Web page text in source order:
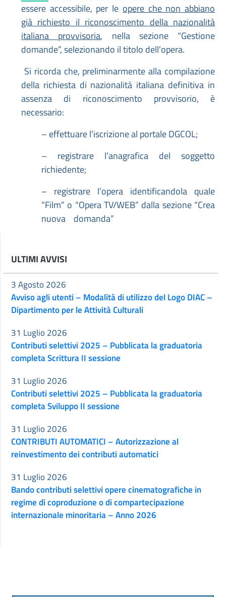
essere accessibile, per le opere che non abbiano
già richiesto il riconoscimento della nazionalità
italiana provvisoria, nella sezione “Gestione
domande”, selezionando il titolo dell’opera.
Si ricorda che, preliminarmente alla compilazione
della richiesta di nazionalità italiana definitiva in
assenza di riconoscimento provvisorio, è
necessario:
– effettuare l’iscrizione al portale DGCOL;
– registrare l’anagrafica del soggetto
richiedente;
– registrare l’opera identificandola quale
“Film” o “Opera TV/WEB” dalla sezione “Crea
nuova domanda”
ULTIMI AVVISI
Avviso agli utenti – Modalità di utilizzo del Logo DIAC –
Dipartimento per le Attività Culturali
3 Agosto 2026
Contributi selettivi 2025 – Pubblicata la graduatoria
completa Scrittura II sessione
31 Luglio 2026
Contributi selettivi 2025 – Pubblicata la graduatoria
completa Sviluppo II sessione
31 Luglio 2026
CONTRIBUTI AUTOMATICI – Autorizzazione al
reinvestimento dei contributi automatici
31 Luglio 2026
Bando contributi selettivi opere cinematografiche in
regime di coproduzione o di compartecipazione
internazionale minoritaria – Anno 2026
31 Luglio 2026